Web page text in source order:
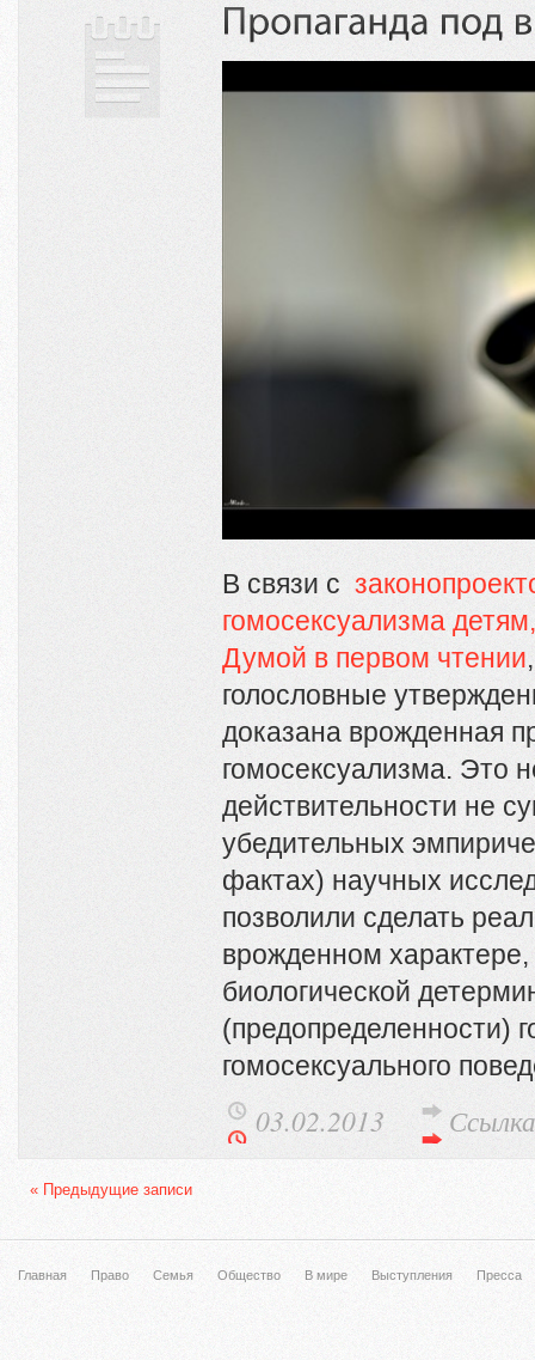
В связи с
гомосексуализма
Думой в первом чтении
голословные
доказана врожденная
гомосексуализма. Это
действительности не
убедительных
фактах) научных
позволили сделать
врожденном характере,
биологической
(предопределенности)
гомосексуального
03.02.2013 Ссылка
« Предыдущие записи
Главная Право Семья Общество В мире Выступления Пресса